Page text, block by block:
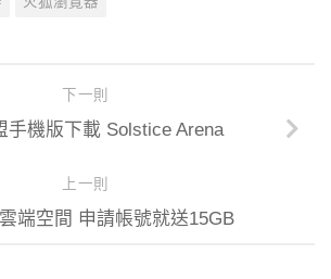
下一則
手機版下載 Solstice Arena
上一則
端空間 申請帳號就送15GB